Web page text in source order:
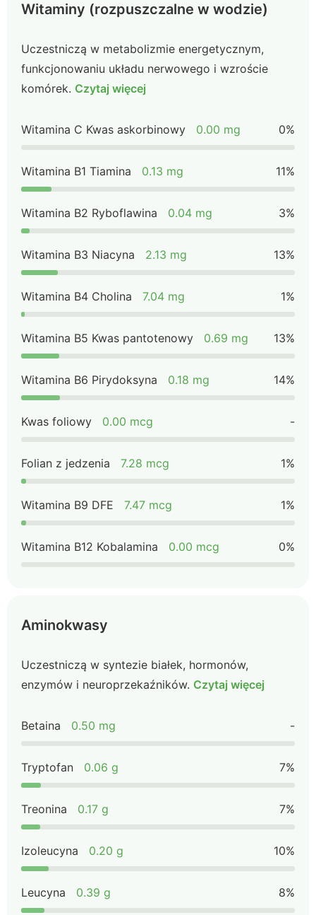
Witaminy (rozpuszczalne w wodzie)
Uczestniczą w metabolizmie energetycznym,
funkcjonowaniu układu nerwowego i wzroście
komórek. Czytaj więcej
Witamina C Kwas askorbinowy 0.00 mg 0%
Witamina B1 Tiamina 0.13 mg 11%
Witamina B2 Ryboflawina 0.04 mg 3%
Witamina B3 Niacyna 2.13 mg 13%
Witamina B4 Cholina 7.04 mg 1%
Witamina B5 Kwas pantotenowy 0.69 mg 13%
Witamina B6 Pirydoksyna 0.18 mg 14%
Kwas foliowy 0.00 mcg -
Folian z jedzenia 7.28 mcg 1%
Witamina B9 DFE 7.47 mcg 1%
Witamina B12 Kobalamina 0.00 mcg 0%
Aminokwasy
Uczestniczą w syntezie białek, hormonów,
enzymów i neuroprzekaźników. Czytaj więcej
Betaina 0.50 mg -
Tryptofan 0.06 g 7%
Treonina 0.17 g 7%
Izoleucyna 0.20 g 10%
Leucyna 0.39 g 8%